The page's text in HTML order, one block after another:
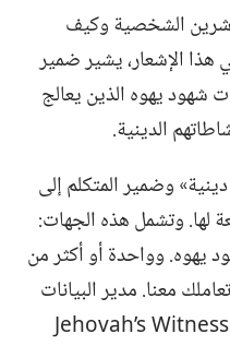
الشخصية وكيف
الإشعار،‏ يشير ضمير
يهوه الذين يعالج
الدينية.‏
وضمير المتكلم إلى
لها.‏ وتشمل هذه الجهات:‏
يهوه.‏ وواحدة أو أكثر من
معنا.‏ مدير البيانات
Jehovah’s